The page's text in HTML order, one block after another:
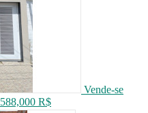
Vende-se
588,000 R$